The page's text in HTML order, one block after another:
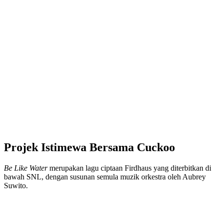
Projek Istimewa Bersama Cuckoo
Be Like Watermerupakan lagu ciptaan Firdhaus yang diterbitkan di
bawah SNL, dengan susunan semula muzik orkestra oleh Aubrey
Suwito.